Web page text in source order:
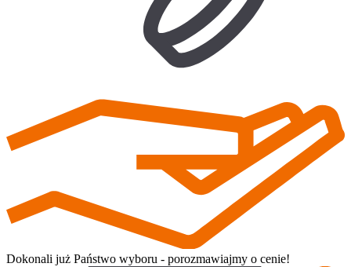
Dokonali już Państwo wyboru - porozmawiajmy o cenie!